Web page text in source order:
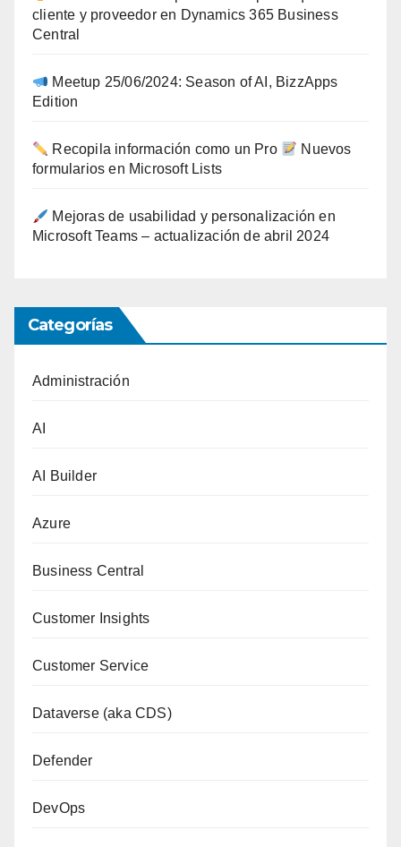
cliente y proveedor en Dynamics 365 Business
Central
Meetup 25/06/2024: Season of AI, BizzApps
Edition
Recopila información como un Pro
Nuevos
formularios en Microsoft Lists
Mejoras de usabilidad y personalización en
Microsoft Teams – actualización de abril 2024
Categorías
Administración
AI
AI Builder
Azure
Business Central
Customer Insights
Customer Service
Dataverse (aka CDS)
Defender
DevOps